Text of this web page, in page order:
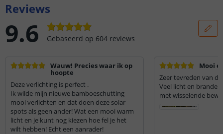
Reviews
9.6 Gebaseerd op 604 reviews
Wauw! Precies waar ik op
hoopte
Deze verlichting is perfect .
Ik wilde mijn nieuwe bamboeschutting
mooi verlichten en dat doen deze solar
spots als geen ander! Wat een mooi warm
licht en je kunt nog kiezen hoe fel je het
wilt hebben! Echt een aanrader!
Mooi
Zeer tevreden van
Veel licht en branden
met wisselende